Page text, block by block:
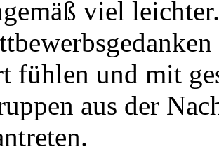
viel
fühlen und mit
aus der